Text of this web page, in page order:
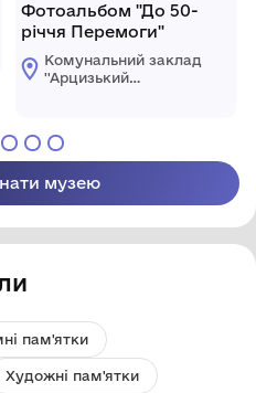
Фотоальбом "До 50-
річчя Перемоги"
Комунальний заклад
''Арцизький
ради
музею
пам'ятки
Художні пам'ятки